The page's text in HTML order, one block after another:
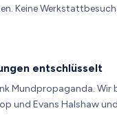
Keine
entschlüsselt
Mundpropaganda.
und Evans Halshaw